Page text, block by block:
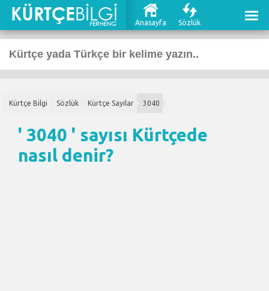
Anasayfa Sözlük
Kürtçe Bilgi Sözlük Kürtçe Sayılar 3040
' 3040 ' sayısı Kürtçede
nasıl denir?